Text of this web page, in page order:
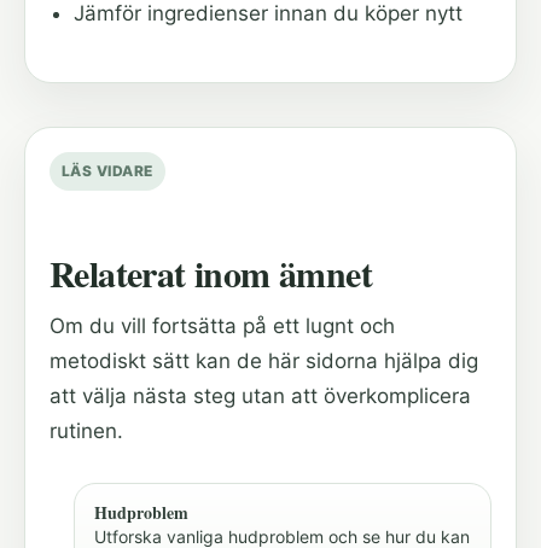
Jämför ingredienser innan du köper nytt
LÄS VIDARE
Relaterat inom ämnet
Om du vill fortsätta på ett lugnt och
metodiskt sätt kan de här sidorna hjälpa dig
att välja nästa steg utan att överkomplicera
rutinen.
Hudproblem
Utforska vanliga hudproblem och se hur du kan